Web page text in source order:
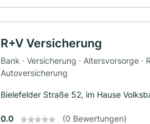
R+V Versicherung
Bank · Versicherung · Altersvorsorge
Autoversicherung
Bielefelder Straße 52, im Hause
0.0 (0 Bewertungen)